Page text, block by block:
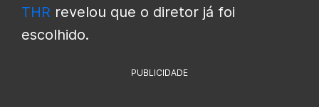
THR revelou que o diretor já foi
escolhido.
PUBLICIDADE